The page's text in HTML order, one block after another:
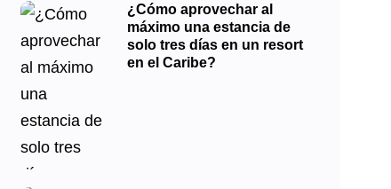
¿Cómo aprovechar al
máximo una estancia de
solo tres días en un resort
en el Caribe?